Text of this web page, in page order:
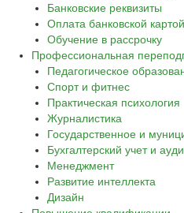
Банковские реквизиты
Оплата банковской картой
Обучение в рассрочку
Профессиональная
Педагогическое
Спорт и фитнес
Практическая психология
Журналистика
Государственное и
Бухгалтерский учет и
Менеджмент
Развитие интеллекта
Дизайн